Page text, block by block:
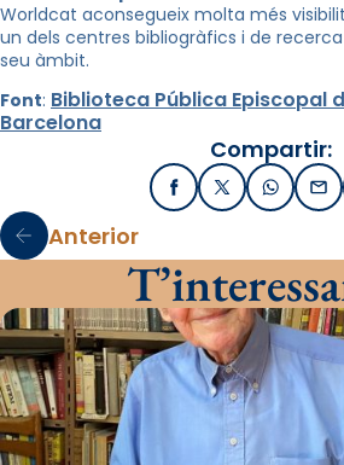
Worldcat aconsegueix molta més
un dels centres bibliogràfics i de
seu àmbit.
Font: Biblioteca Pública Episcopal
Barcelona
Compartir:
FacebookX / Twitter
Anterior